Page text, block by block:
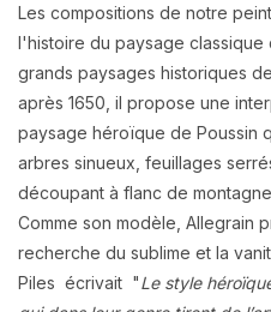
Les compositions de notre
l'histoire du paysage classique
grands paysages historiques
après 1650, il propose une
paysage héroïque de Poussin
arbres sinueux, feuillages
découpant à flanc de
Comme son modèle, Allegrain
recherche du sublime et la
Piles écrivait "Le style